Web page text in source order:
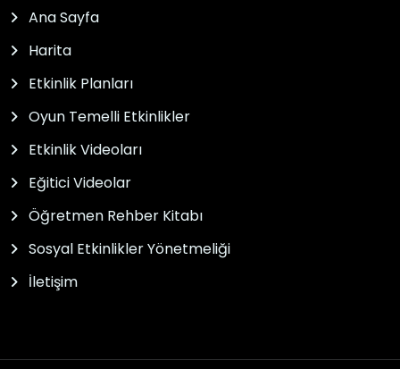
Ana Sayfa
Harita
Etkinlik Planları
Oyun Temelli Etkinlikler
Etkinlik Videoları
Eğitici Videolar
Öğretmen Rehber Kitabı
Sosyal Etkinlikler Yönetmeliği
İletişim